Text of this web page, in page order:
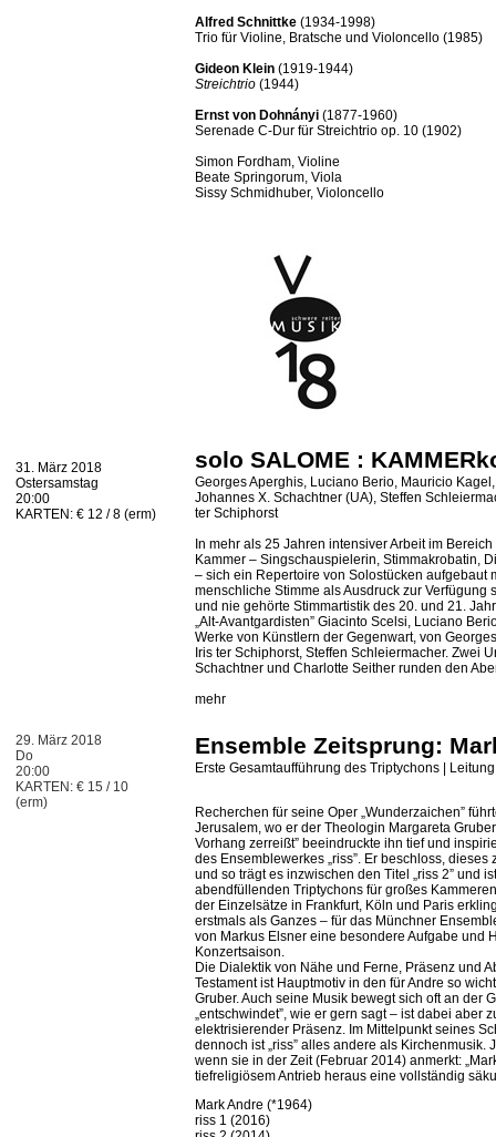
Alfred Schnittke (1934-1998)
Trio für Violine, Bratsche und Violoncello (1985)
Gideon Klein (1919-1944)
Streichtrio (1944)
Ernst von Dohnányi (1877-1960)
Serenade C-Dur für Streichtrio op. 10 (1902)
Simon Fordham, Violine
Beate Springorum, Viola
Sissy Schmidhuber, Violoncello
31. März 2018
Ostersamstag
20:00
KARTEN: € 12 / 8 (erm)
solo SALOME :
Georges Aperghis, Luciano Berio, Mauricio
Johannes X. Schachtner (UA), Steffen
ter Schiphorst
In mehr als 25 Jahren intensiver Arbeit im
Kammer – Singschauspielerin, Stimmakrobatin,
– sich ein Repertoire von Solostücken aufgebaut
menschliche Stimme als Ausdruck zur Verfügung
und nie gehörte Stimmartistik des 20. und 21.
„Alt-Avantgardisten” Giacinto Scelsi, Luciano
Werke von Künstlern der Gegenwart, von
Iris ter Schiphorst, Steffen Schleiermacher. Zwei
Schachtner und Charlotte Seither runden den
mehr
29. März 2018
Do
20:00
KARTEN: € 15 / 10
(erm)
Ensemble Zeitsprung:
Erste Gesamtaufführung des Triptychons |
Recherchen für seine Oper „Wunderzaichen”
Jerusalem, wo er der Theologin Margareta
Vorhang zerreißt” beeindruckte ihn tief und
des Ensemblewerkes „riss”. Er beschloss,
und so trägt es inzwischen den Titel „riss 2” und
abendfüllenden Triptychons für großes
der Einzelsätze in Frankfurt, Köln und Paris
erstmals als Ganzes – für das Münchner
von Markus Elsner eine besondere Aufgabe und
Konzertsaison.
Die Dialektik von Nähe und Ferne, Präsenz und
Testament ist Hauptmotiv in den für Andre so
Gruber. Auch seine Musik bewegt sich oft an der
„entschwindet”, wie er gern sagt – ist dabei aber
elektrisierender Präsenz. Im Mittelpunkt seines
dennoch ist „riss” alles andere als Kirchenmusik.
wenn sie in der Zeit (Februar 2014) anmerkt:
tiefreligiösem Antrieb heraus eine vollständig
Mark Andre (*1964)
riss 1 (2016)